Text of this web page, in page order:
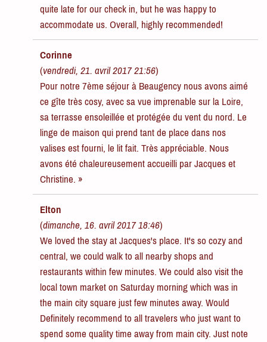
quite late for our check in, but he was happy to
accommodate us. Overall, highly recommended!
Corinne
(vendredi, 21. avril 2017 21:56)
Pour notre 7ème séjour à Beaugency nous avons aimé
ce gîte très cosy, avec sa vue imprenable sur la Loire,
sa terrasse ensoleillée et protégée du vent du nord. Le
linge de maison qui prend tant de place dans nos
valises est fourni, le lit fait. Très appréciable. Nous
avons été chaleureusement accueilli par Jacques et
Christine. »
Elton
(dimanche, 16. avril 2017 18:46)
We loved the stay at Jacques's place. It's so cozy and
central, we could walk to all nearby shops and
restaurants within few minutes. We could also visit the
local town market on Saturday morning which was in
the main city square just few minutes away. Would
Definitely recommend to all travelers who just want to
spend some quality time away from main city. Just note